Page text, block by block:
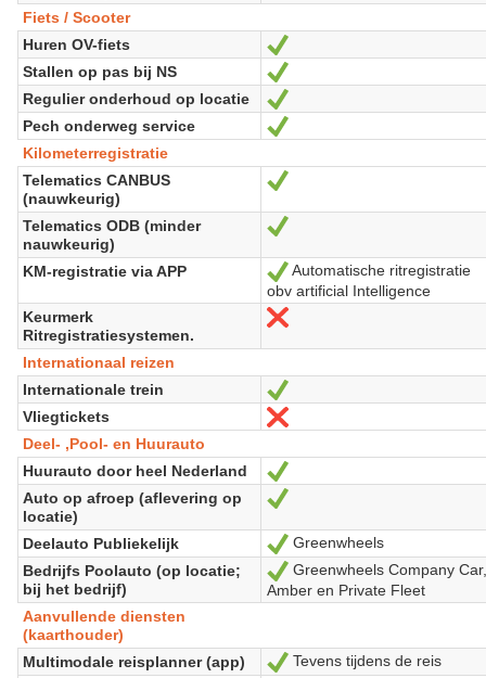
Fiets / Scooter
Huren OV-fiets
Stallen op pas bij NS
Oui
Regulier onderhoud op locatie
Pech onderweg service
Oui
Kilometerregistratie
Telematics CANBUS
(nauwkeurig)
Oui
Telematics ODB (minder
nauwkeurig)
KM-registratie via APP Oui
Automatische ritregistratie
obv artificial Intelligence
Keurmerk
Ritregistratiesystemen.
Non
Internationaal reizen
Internationale trein
Vliegtickets
Non
Deel- ,Pool- en Huurauto
Huurauto door heel Nederland
Oui
Auto op afroep (aflevering op
locatie)
Deelauto Publiekelijk Oui
Greenwheels
Bedrijfs Poolauto (op locatie;
bij het bedrijf)
Oui
Greenwheels Company Car,
Amber en Private Fleet
Aanvullende diensten
(kaarthouder)
Multimodale reisplanner (app)
Oui
Tevens tijdens de reis